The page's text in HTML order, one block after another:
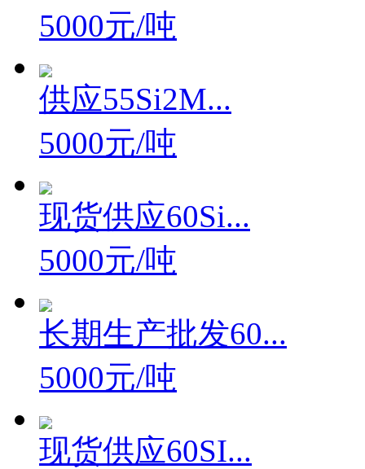
5000元/吨
供应55Si2M...
5000元/吨
现货供应60Si...
5000元/吨
长期生产批发60...
5000元/吨
现货供应60SI...